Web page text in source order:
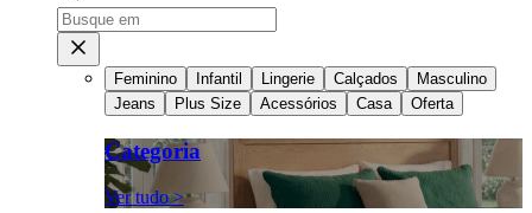
Feminino Infantil Lingerie Calçados
Masculino
Jeans
Plus Size Acessórios Casa Oferta
Categoria
Ver tudo >